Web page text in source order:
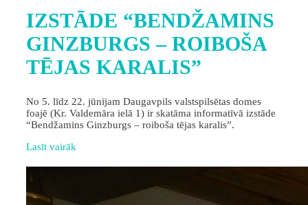
IZSTĀDE “BENDŽAMINS
GINZBURGS – ROIBOŠA
TĒJAS KARALIS”
No 5. līdz 22. jūnijam Daugavpils valstspilsētas domes
foajē (Kr. Valdemāra ielā 1) ir skatāma informatīvā izstāde
“Bendžamins Ginzburgs – roiboša tējas karalis”.
Lasīt vairāk